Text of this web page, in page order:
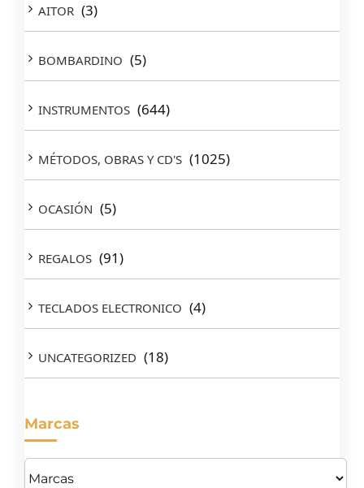
AITOR (3)
BOMBARDINO (5)
INSTRUMENTOS (644)
MÉTODOS, OBRAS Y CD'S (1025)
OCASIÓN (5)
REGALOS (91)
TECLADOS ELECTRONICO (4)
UNCATEGORIZED (18)
Marcas